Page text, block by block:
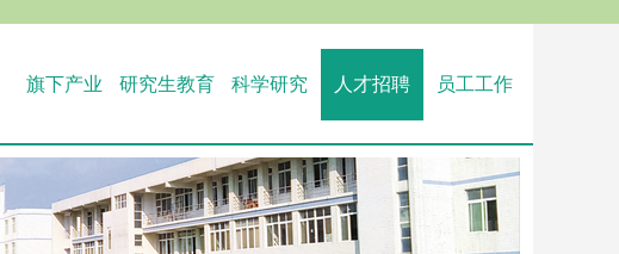
旗下产业 研究生教育 科学研究 人才招聘 员工工作